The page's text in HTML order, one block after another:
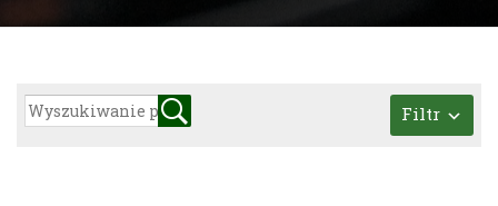
Filtr